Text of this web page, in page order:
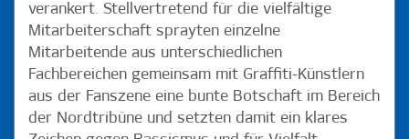
verankert. Stellvertretend für die vielfältige
Mitarbeiterschaft sprayten einzelne
Mitarbeitende aus unterschiedlichen
Fachbereichen gemeinsam mit Graffiti-Künstlern
aus der Fanszene eine bunte Botschaft im Bereich
der Nordtribüne und setzten damit ein klares